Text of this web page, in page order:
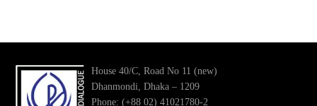
House 40/C, Road No 11 (new)
Dhanmondi, Dhaka – 1209
Phone: (+88 02) 41021780-2